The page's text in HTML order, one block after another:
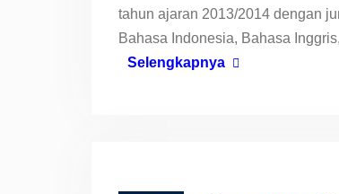
tahun ajaran 2013/2014 dengan
Bahasa Indonesia, Bahasa
Selengkapnya